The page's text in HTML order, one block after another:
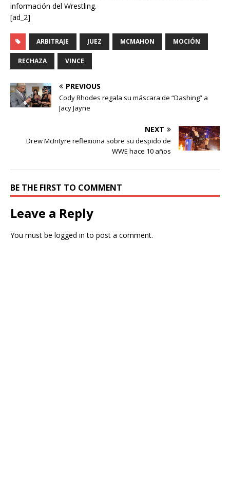
información del Wrestling.
[ad_2]
ARBITRAJE JUEZ MCMAHON MOCIÓN
RECHAZA VINCE
PREVIOUS
Cody Rhodes regala su máscara de “Dashing” a
Jacy Jayne
NEXT
Drew McIntyre reflexiona sobre su despido de
WWE hace 10 años
BE THE FIRST TO COMMENT
Leave a Reply
You must be logged in to post a comment.